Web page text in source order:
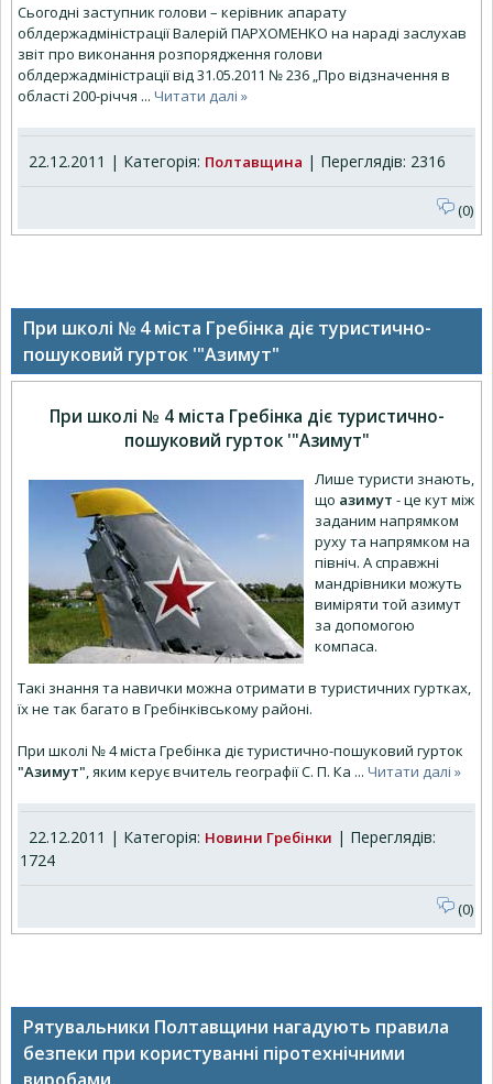
Сьогодні заступник голови – керівник апарату
облдержадміністрації Валерій ПАРХОМЕНКО на нараді заслухав
звіт про виконання розпорядження голови
облдержадміністрації від 31.05.2011 № 236 „Про відзначення в
області 200-річчя ... Читати далі »
22.12.2011 | Категорія: Полтавщина | Переглядів: 2316
(0)
При школі № 4 міста Гребінка діє туристично-
пошуковий гурток '"Азимут"
При школі № 4 міста Гребінка діє туристично-
пошуковий гурток '"Азимут"
Лише туристи знають,
що азимут - це кут між
заданим напрямком
руху та напрямком на
північ. А справжні
мандрівники можуть
виміряти той азимут
за допомогою
компаса.
Такі знання та навички можна отримати в туристичних гуртках,
їх не так багато в Гребінківському районі.
При школі № 4 міста Гребінка діє туристично-пошуковий гурток
"Азимут", яким керує вчитель географії С. П. Ка ... Читати далі »
22.12.2011 | Категорія: Новини Гребінки | Переглядів:
1724
(0)
Рятувальники Полтавщини нагадують правила
безпеки при користуванні піротехнічними
виробами